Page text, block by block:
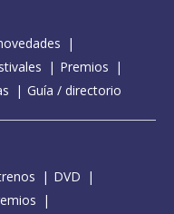
Premios
Guía / directorio
DVD